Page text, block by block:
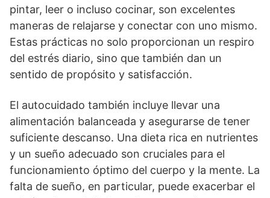
pintar, leer o incluso cocinar, son excelentes
maneras de relajarse y conectar con uno mismo.
Estas prácticas no solo proporcionan un respiro
del estrés diario, sino que también dan un
sentido de propósito y satisfacción.
El autocuidado también incluye llevar una
alimentación balanceada y asegurarse de tener
suficiente descanso. Una dieta rica en nutrientes
y un sueño adecuado son cruciales para el
funcionamiento óptimo del cuerpo y la mente. La
falta de sueño, en particular, puede exacerbar el